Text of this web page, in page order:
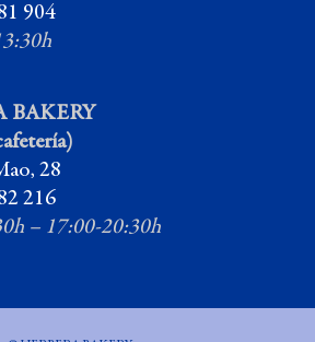
904
BAKERY
28
216
– 17:00-20:30h